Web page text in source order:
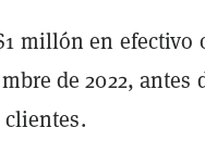
millón en efectivo
de 2022, antes